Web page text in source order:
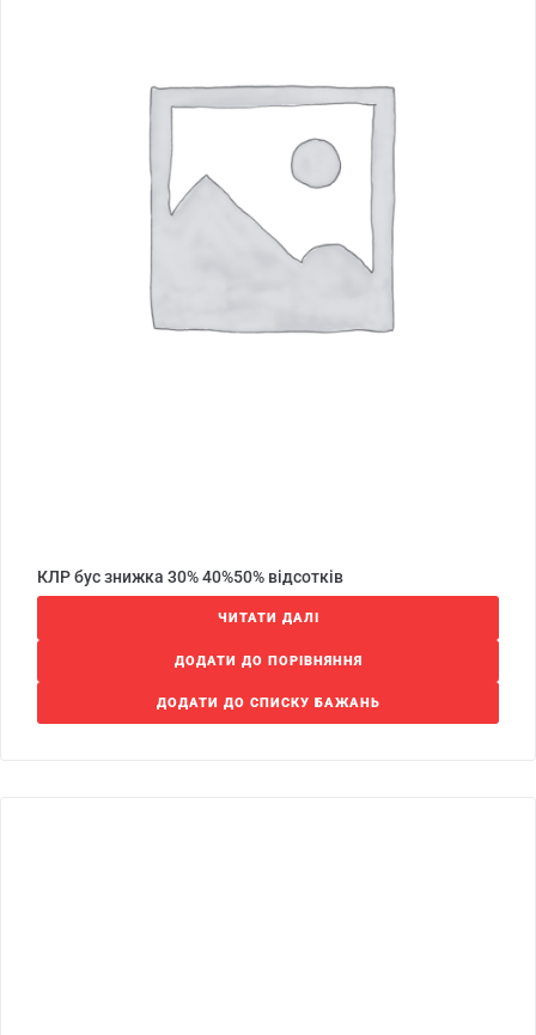
КЛР бус знижка 30% 40%50% відсотків
ЧИТАТИ ДАЛІ
ДОДАТИ ДО ПОРІВНЯННЯ
ДОДАТИ ДО СПИСКУ БАЖАНЬ